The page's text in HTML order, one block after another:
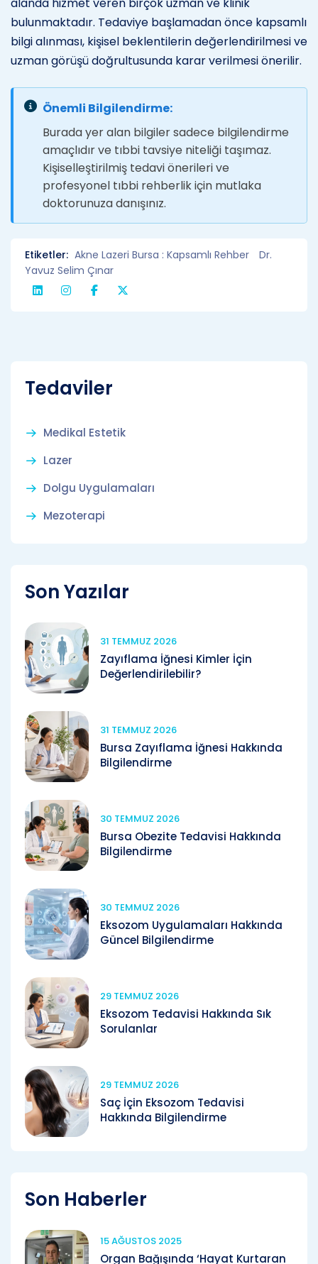
bulunmaktadır. Tedaviye başlamadan önce kapsamlı
bilgi alınması, kişisel beklentilerin değerlendirilmesi ve
uzman görüşü doğrultusunda karar verilmesi önerilir.
Önemli Bilgilendirme:
Burada yer alan bilgiler sadece bilgilendirme
amaçlıdır ve tıbbi tavsiye niteliği taşımaz.
Kişiselleştirilmiş tedavi önerileri ve
profesyonel tıbbi rehberlik için mutlaka
doktorunuza danışınız.
Etiketler: Akne Lazeri Bursa : Kapsamlı Rehber
Dr.
Yavuz Selim Çınar
Tedaviler
Medikal Estetik
Lazer
Dolgu Uygulamaları
Mezoterapi
Son Yazılar
31 TEMMUZ 2026
Zayıflama İğnesi Kimler İçin
Değerlendirilebilir?
31 TEMMUZ 2026
Bursa Zayıflama İğnesi Hakkında
Bilgilendirme
30 TEMMUZ 2026
Bursa Obezite Tedavisi Hakkında
Bilgilendirme
30 TEMMUZ 2026
Eksozom Uygulamaları Hakkında
Güncel Bilgilendirme
29 TEMMUZ 2026
Eksozom Tedavisi Hakkında Sık
Sorulanlar
29 TEMMUZ 2026
Saç İçin Eksozom Tedavisi
Hakkında Bilgilendirme
Son Haberler
15 AĞUSTOS 2025
Organ Bağışında ‘Hayat Kurtaran